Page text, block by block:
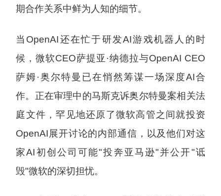
期合作关系中鲜为人知的细节。
当OpenAI还在忙于研发AI游戏机器人的时
候，微软CEO萨提亚·纳德拉与OpenAI CEO
萨姆·奥尔特曼已在悄然筹谋一场深度AI合
作。正在审理中的马斯克诉奥尔特曼案相关法
庭文件，罕见地还原了微软高管之间就投资
OpenAI展开讨论的内部通信，以及他们对这
家AI初创公司可能"投奔亚马逊"并公开"诋
毁"微软的深切担忧。